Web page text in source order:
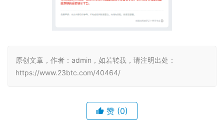
原创文章，作者：admin，如若转载，请注明出处：
https://www.23btc.com/40464/
赞 (0)